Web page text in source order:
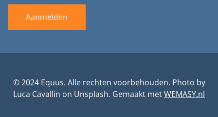
Aanmelden
© 2024 Equus. Alle rechten voorbehouden. Photo by
Luca Cavallin on Unsplash. Gemaakt metWEMASY.nl